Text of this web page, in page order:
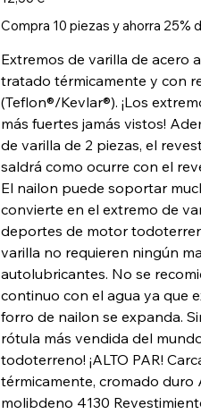
Compra 10 piezas y ahorra 25%
Extremos de varilla de acero
tratado térmicamente y con
(Teflon®/Kevlar®). ¡Los
más fuertes jamás vistos!
de varilla de 2 piezas, el
saldrá como ocurre con el
El nailon puede soportar
convierte en el extremo de
deportes de motor
varilla no requieren ningún
autolubricantes. No se
continuo con el agua ya que
forro de nailon se expanda.
rótula más vendida del
todoterreno! ¡ALTO PAR!
térmicamente, cromado duro
molibdeno 4130